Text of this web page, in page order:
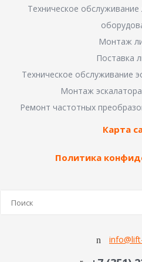
Техническое
Монтаж
Поставка
Техническое обслуживание
Монтаж
Ремонт частотных
Карта
Политика